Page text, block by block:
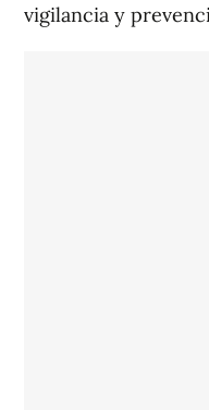
vigilancia y